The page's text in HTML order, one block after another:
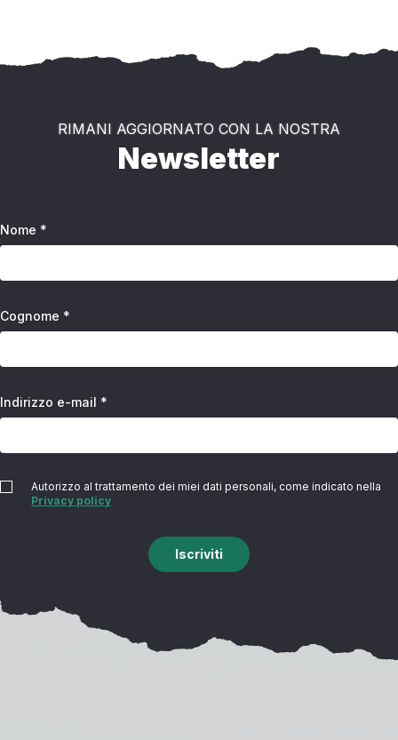
RIMANI AGGIORNATO CON LA NOSTRA
Newsletter
Nome *
Cognome *
Indirizzo e-mail *
Autorizzo al trattamento dei miei dati personali, come indicato nella
Privacy policy
Iscriviti